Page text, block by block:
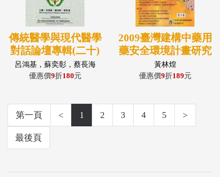
傳統醫學與現代醫學
對話論壇專輯(二十)
傳統醫學與現代醫學
對話的精華與共識－
呂鴻基，蘇奕彰，蔡長海
優惠價9折180元
2009臺灣建構中藥用
藥安全環境計畫研究
成果彙編電子書
黃林煌
優惠價9折189元
第一頁 < 1 2 3 4 5 >
最後頁